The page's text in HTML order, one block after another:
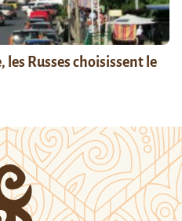
les Russes choisissent le